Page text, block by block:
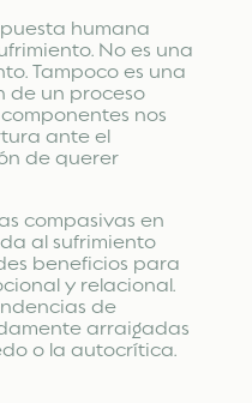
humana
No es una
Tampoco es una
de un proceso
nos
ante el
de querer
compasivas en
al sufrimiento
beneficios para
y relacional.
de
arraigadas
o la autocrítica.